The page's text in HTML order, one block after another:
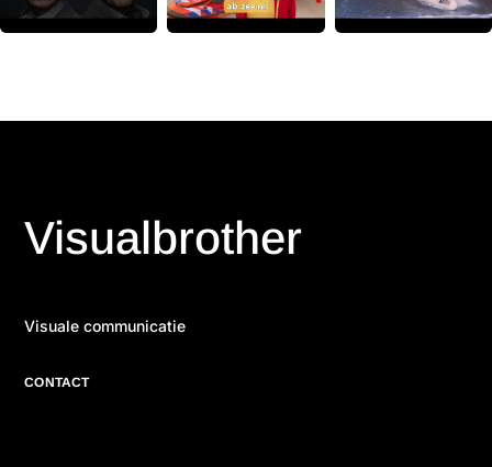
Visualbrother
Visuale communicatie
CONTACT